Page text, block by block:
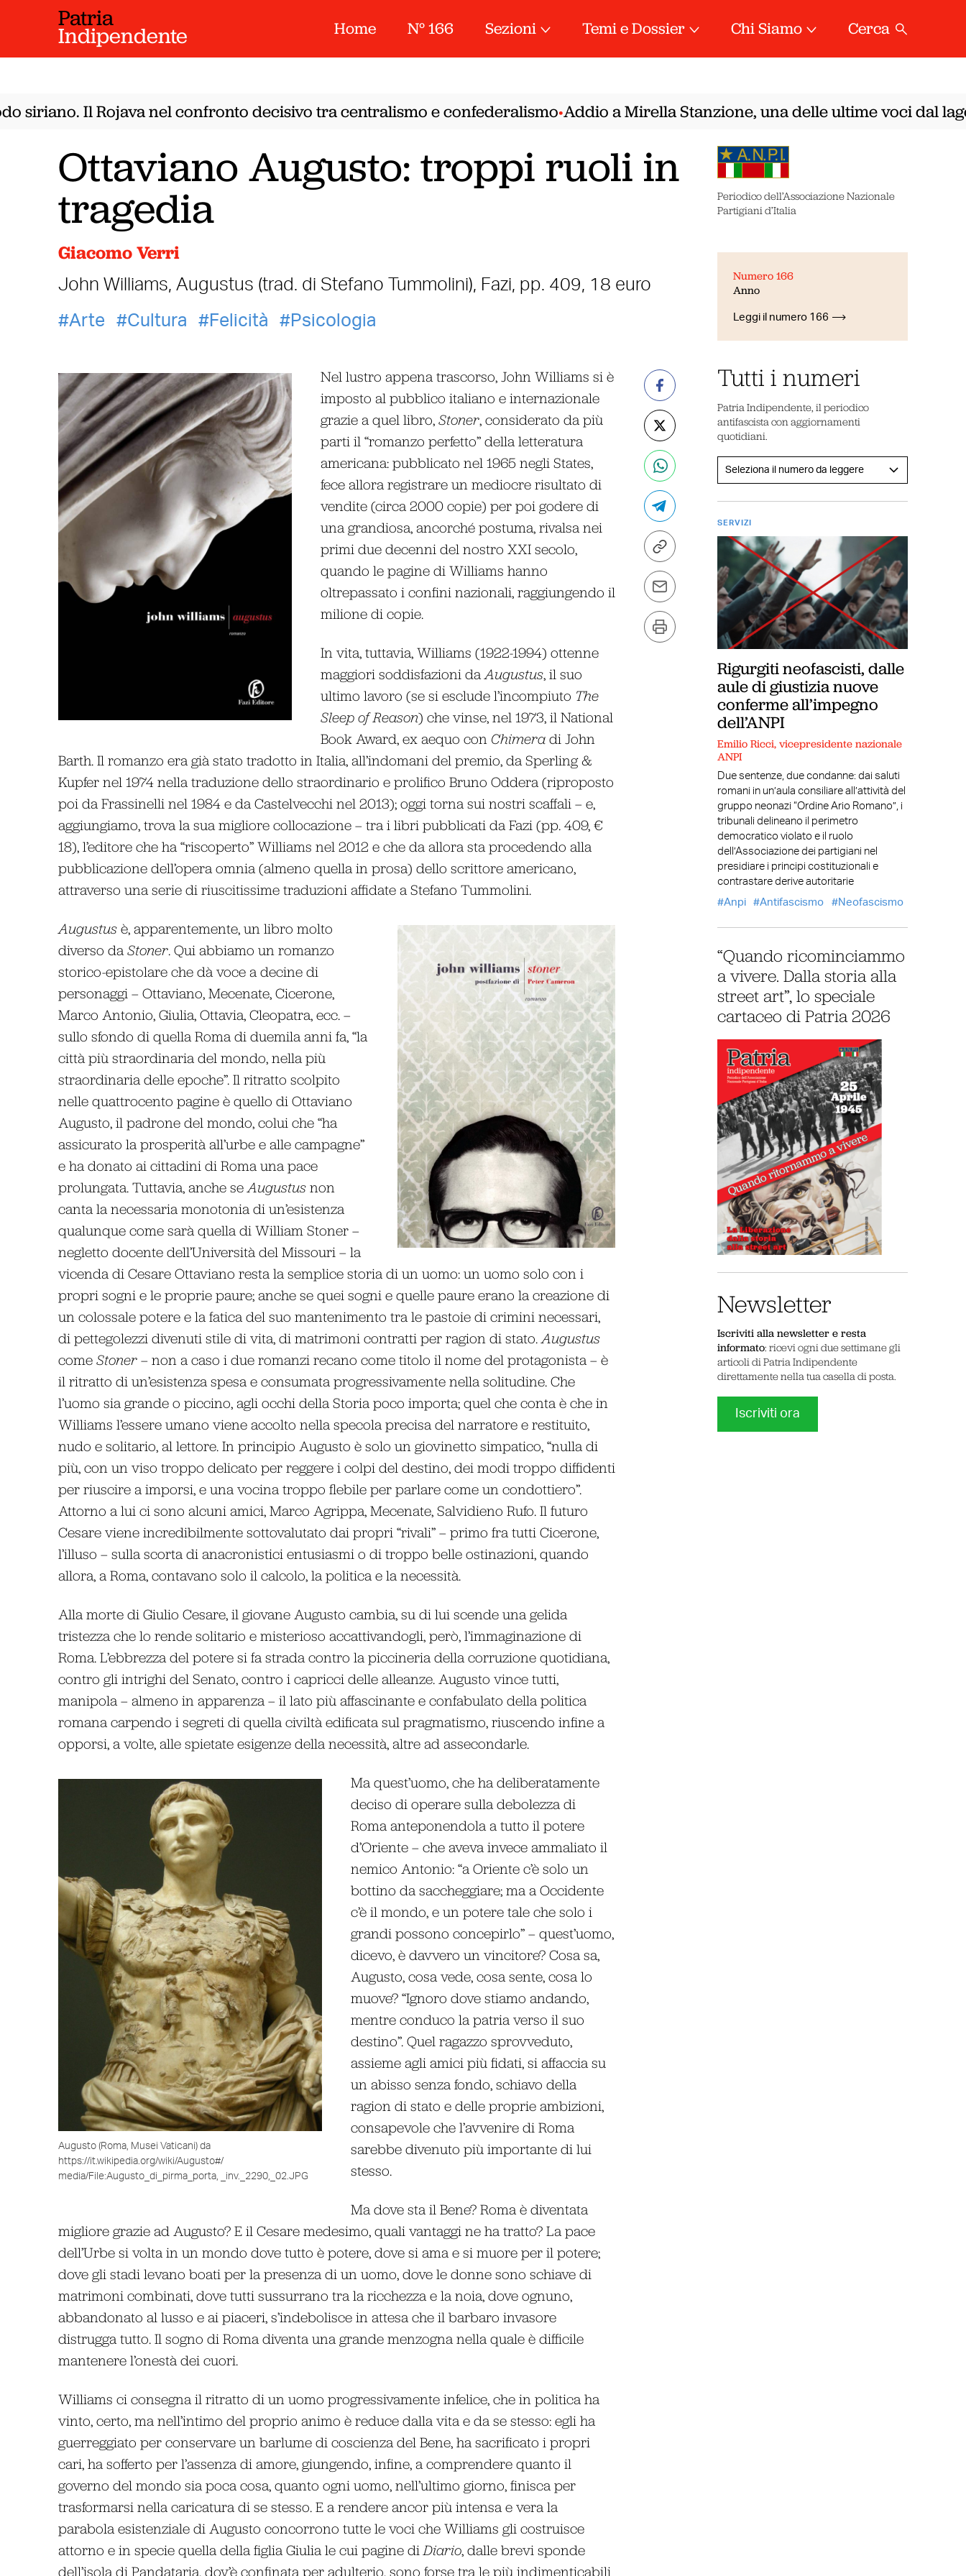
Patria
Indipendente Home N° 166 Sezioni Temi e Dossier Chi Siamo Cerca
Il Rojava nel confronto decisivo tra centralismo e confederalismo•Addio a Mirella Stanzione, una delle ultime voci dal
Ottaviano Augusto: troppi ruoli in
tragedia
Giacomo Verri
John Williams, Augustus (trad. di Stefano Tummolini), Fazi, pp. 409, 18 euro
Arte
Cultura Felicità Psicologia
Nel lustro appena trascorso, John Williams si è
imposto al pubblico italiano e internazionale
grazie a quel libro, Stoner, considerato da più
parti il “romanzo perfetto” della letteratura
americana: pubblicato nel 1965 negli States,
fece allora registrare un mediocre risultato di
vendite (circa 2000 copie) per poi godere di
una grandiosa, ancorché postuma, rivalsa nei
primi due decenni del nostro XXI secolo,
quando le pagine di Williams hanno
oltrepassato i confini nazionali, raggiungendo il
milione di copie.
In vita, tuttavia, Williams (1922-1994) ottenne
maggiori soddisfazioni da Augustus, il suo
ultimo lavoro (se si esclude l’incompiuto The
Sleep of Reason) che vinse, nel 1973, il National
Book Award, ex aequo con Chimeradi John
Barth. Il romanzo era già stato tradotto in Italia, all’indomani del premio, da Sperling &
Kupfer nel 1974 nella traduzione dello straordinario e prolifico Bruno Oddera (riproposto
poi da Frassinelli nel 1984 e da Castelvecchi nel 2013); oggi torna sui nostri scaffali – e,
aggiungiamo, trova la sua migliore collocazione – tra i libri pubblicati da Fazi (pp. 409, €
18), l’editore che ha “riscoperto” Williams nel 2012 e che da allora sta procedendo alla
pubblicazione dell’opera omnia (almeno quella in prosa) dello scrittore americano,
attraverso una serie di riuscitissime traduzioni affidate a Stefano Tummolini.
Augustusè, apparentemente, un libro molto
diverso da Stoner. Qui abbiamo un romanzo
storico-epistolare che dà voce a decine di
personaggi – Ottaviano, Mecenate, Cicerone,
Marco Antonio, Giulia, Ottavia, Cleopatra, ecc. –
sullo sfondo di quella Roma di duemila anni fa, “la
città più straordinaria del mondo, nella più
straordinaria delle epoche”. Il ritratto scolpito
nelle quattrocento pagine è quello di Ottaviano
Augusto, il padrone del mondo, colui che “ha
assicurato la prosperità all’urbe e alle campagne”
e ha donato ai cittadini di Roma una pace
prolungata. Tuttavia, anche se Augustusnon
canta la necessaria monotonia di un’esistenza
qualunque come sarà quella di William Stoner –
negletto docente dell’Università del Missouri – la
vicenda di Cesare Ottaviano resta la semplice storia di un uomo: un uomo solo con i
propri sogni e le proprie paure; anche se quei sogni e quelle paure erano la creazione di
un colossale potere e la fatica del suo mantenimento tra le pastoie di crimini necessari,
di pettegolezzi divenuti stile di vita, di matrimoni contratti per ragion di stato. Augustus
come Stoner– non a caso i due romanzi recano come titolo il nome del protagonista – è
il ritratto di un’esistenza spesa e consumata progressivamente nella solitudine. Che
l’uomo sia grande o piccino, agli occhi della Storia poco importa; quel che conta è che in
Williams l’essere umano viene accolto nella specola precisa del narratore e restituito,
nudo e solitario, al lettore. In principio Augusto è solo un giovinetto simpatico, “nulla di
più, con un viso troppo delicato per reggere i colpi del destino, dei modi troppo diffidenti
per riuscire a imporsi, e una vocina troppo flebile per parlare come un condottiero”.
Attorno a lui ci sono alcuni amici, Marco Agrippa, Mecenate, Salvidieno Rufo. Il futuro
Cesare viene incredibilmente sottovalutato dai propri “rivali” – primo fra tutti Cicerone,
l’illuso – sulla scorta di anacronistici entusiasmi o di troppo belle ostinazioni, quando
allora, a Roma, contavano solo il calcolo, la politica e la necessità.
Alla morte di Giulio Cesare, il giovane Augusto cambia, su di lui scende una gelida
tristezza che lo rende solitario e misterioso accattivandogli, però, l’immaginazione di
Roma. L’ebbrezza del potere si fa strada contro la piccineria della corruzione quotidiana,
contro gli intrighi del Senato, contro i capricci delle alleanze. Augusto vince tutti,
manipola – almeno in apparenza – il lato più affascinante e confabulato della politica
romana carpendo i segreti di quella civiltà edificata sul pragmatismo, riuscendo infine a
opporsi, a volte, alle spietate esigenze della necessità, altre ad assecondarle.
Augusto (Roma, Musei Vaticani) da
https://it.wikipedia.org/wiki/Augusto#/
media/File:Augusto_di_pirma_porta, _inv._2290,_02.JPG
Ma quest’uomo, che ha deliberatamente
deciso di operare sulla debolezza di
Roma anteponendola a tutto il potere
d’Oriente – che aveva invece ammaliato il
nemico Antonio: “a Oriente c’è solo un
bottino da saccheggiare; ma a Occidente
c’è il mondo, e un potere tale che solo i
grandi possono concepirlo” – quest’uomo,
dicevo, è davvero un vincitore? Cosa sa,
Augusto, cosa vede, cosa sente, cosa lo
muove? “Ignoro dove stiamo andando,
mentre conduco la patria verso il suo
destino”. Quel ragazzo sprovveduto,
assieme agli amici più fidati, si affaccia su
un abisso senza fondo, schiavo della
ragion di stato e delle proprie ambizioni,
consapevole che l’avvenire di Roma
sarebbe divenuto più importante di lui
stesso.
Ma dove sta il Bene? Roma è diventata
migliore grazie ad Augusto? E il Cesare medesimo, quali vantaggi ne ha tratto? La pace
dell’Urbe si volta in un mondo dove tutto è potere, dove si ama e si muore per il potere;
dove gli stadi levano boati per la presenza di un uomo, dove le donne sono schiave di
matrimoni combinati, dove tutti sussurrano tra la ricchezza e la noia, dove ognuno,
abbandonato al lusso e ai piaceri, s’indebolisce in attesa che il barbaro invasore
distrugga tutto. Il sogno di Roma diventa una grande menzogna nella quale è difficile
mantenere l’onestà dei cuori.
Williams ci consegna il ritratto di un uomo progressivamente infelice, che in politica ha
vinto, certo, ma nell’intimo del proprio animo è reduce dalla vita e da se stesso: egli ha
guerreggiato per conservare un barlume di coscienza del Bene, ha sacrificato i propri
cari, ha sofferto per l’assenza di amore, giungendo, infine, a comprendere quanto il
governo del mondo sia poca cosa, quanto ogni uomo, nell’ultimo giorno, finisca per
trasformarsi nella caricatura di se stesso. E a rendere ancor più intensa e vera la
parabola esistenziale di Augusto concorrono tutte le voci che Williams gli costruisce
attorno e in specie quella della figlia Giulia le cui pagine di Diario, dalle brevi sponde
dell’isola di Pandataria, dov’è confinata per adulterio, sono forse tra le più indimenticabili
Periodico dell’Associazione Nazionale
Partigiani d’Italia
Numero 166
Anno
Leggi il numero 166
Tutti i numeri
Patria Indipendente, il periodico
antifascista con aggiornamenti
quotidiani.
SERVIZI
Rigurgiti neofascisti, dalle
aule di giustizia nuove
conferme all’impegno
dell’ANPI
Emilio Ricci, vicepresidente nazionale
ANPI
Due sentenze, due condanne: dai saluti
romani in un’aula consiliare all’attività del
gruppo neonazi “Ordine Ario Romano”, i
tribunali delineano il perimetro
democratico violato e il ruolo
dell’Associazione dei partigiani nel
presidiare i principi costituzionali e
contrastare derive autoritarie
Anpi
Antifascismo Neofascismo
“Quando ricominciammo
a vivere. Dalla storia alla
street art”, lo speciale
cartaceo di Patria 2026
Newsletter
Iscriviti alla newsletter e resta
informato: ricevi ogni due settimane gli
articoli di Patria Indipendente
direttamente nella tua casella di posta.
Iscriviti ora